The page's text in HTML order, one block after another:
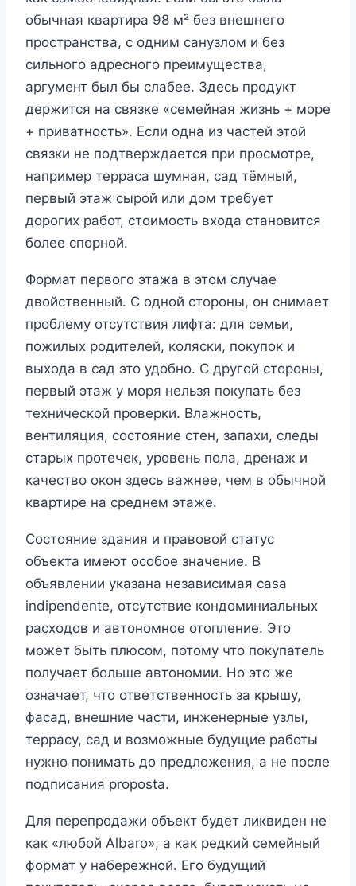
обычная квартира 98 м² без внешнего
пространства, с одним санузлом и без
сильного адресного преимущества,
аргумент был бы слабее. Здесь продукт
держится на связке «семейная жизнь + море
+ приватность». Если одна из частей этой
связки не подтверждается при просмотре,
например терраса шумная, сад тёмный,
первый этаж сырой или дом требует
дорогих работ, стоимость входа становится
более спорной.
Формат первого этажа в этом случае
двойственный. С одной стороны, он снимает
проблему отсутствия лифта: для семьи,
пожилых родителей, коляски, покупок и
выхода в сад это удобно. С другой стороны,
первый этаж у моря нельзя покупать без
технической проверки. Влажность,
вентиляция, состояние стен, запахи, следы
старых протечек, уровень пола, дренаж и
качество окон здесь важнее, чем в обычной
квартире на среднем этаже.
Состояние здания и правовой статус
объекта имеют особое значение. В
объявлении указана независимая casa
indipendente, отсутствие кондоминиальных
расходов и автономное отопление. Это
может быть плюсом, потому что покупатель
получает больше автономии. Но это же
означает, что ответственность за крышу,
фасад, внешние части, инженерные узлы,
террасу, сад и возможные будущие работы
нужно понимать до предложения, а не после
подписания proposta.
Для перепродажи объект будет ликвиден не
как «любой Albaro», а как редкий семейный
формат у набережной. Его будущий